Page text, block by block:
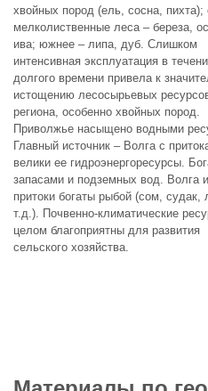
хвойных пород (ель, сосна, пихта);
мелколиственные леса – береза,
ива; южнее – липа, дуб. Слишком
интенсивная эксплуатация в
долгого времени привела к
истощению лесосырьевых
региона, особенно хвойных пород.
Приволжье насыщено водными
Главный источник – Волга с
велики ее гидроэнергоресурсы.
запасами и подземных вод. Волга
притоки богаты рыбой (сом, судак,
т.д.). Почвенно-климатические
целом благоприятны для развития
сельского хозяйства.